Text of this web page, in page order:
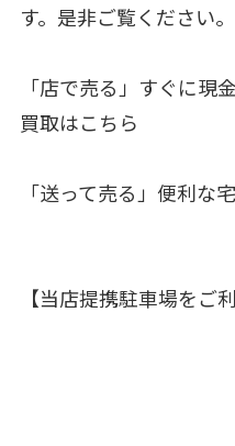
す。是非ご覧ください。
「店で売る」すぐに現
買取はこちら
「送って売る」便利な
【当店提携駐車場をご